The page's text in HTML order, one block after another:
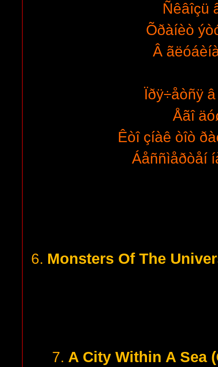
Ñêâîçü
Õðàíèò
Â
Ïðÿ÷åòñÿ
Åãî
Êòî çíàê òîò
Áåññìåðòåí
6. Monsters Of The
7. A City Within A Sea